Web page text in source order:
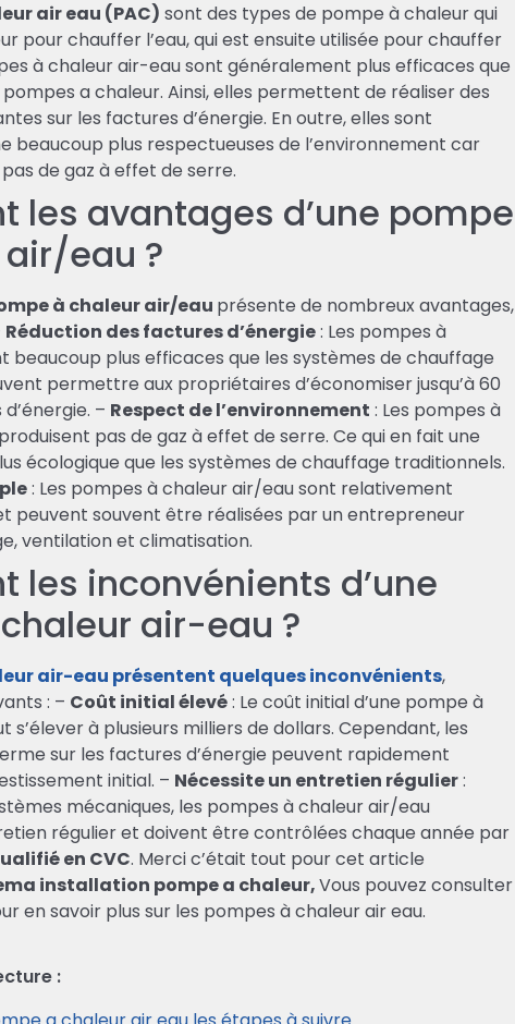
air eau (PAC) sont des types de pompe à chaleur qui
pour chauffer l’eau, qui est ensuite utilisée pour chauffer
à chaleur air-eau sont généralement plus efficaces que
a chaleur. Ainsi, elles permettent de réaliser des
sur les factures d’énergie. En outre, elles sont
beaucoup plus respectueuses de l’environnement car
de gaz à effet de serre.
les avantages d’une pompe
eau ?
à chaleur air/eau présente de nombreux avantages,
Réduction des factures d’énergie: Les pompes à
beaucoup plus efficaces que les systèmes de chauffage
permettre aux propriétaires d’économiser jusqu’à 60
– Respect de l’environnement : Les pompes à
pas de gaz à effet de serre. Ce qui en fait une
écologique que les systèmes de chauffage traditionnels.
: Les pompes à chaleur air/eau sont relativement
peuvent souvent être réalisées par un entrepreneur
ventilation et climatisation.
les inconvénients d’une
air-eau ?
air-eau présentent quelques inconvénients,
: – Coût initial élevé: Le coût initial d’une pompe à
s’élever à plusieurs milliers de dollars. Cependant, les
sur les factures d’énergie peuvent rapidement
initial. – Nécessite un entretien régulier:
mécaniques, les pompes à chaleur air/eau
régulier et doivent être contrôlées chaque année par
en CVC. Merci c’était tout pour cet article
installation pompe a chaleur,Vous pouvez consulter
en savoir plus sur les pompes à chaleur air eau.
: